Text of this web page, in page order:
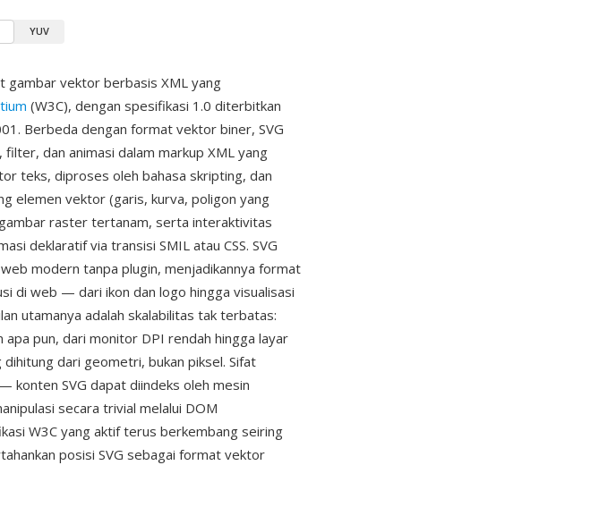
YUV
gambar vektor berbasis XML yang
(W3C), dengan spesifikasi 1.0 diterbitkan
Berbeda dengan format vektor biner, SVG
dan animasi dalam markup XML yang
teks, diproses oleh bahasa skripting, dan
elemen vektor (garis, kurva, poligon yang
raster tertanam, serta interaktivitas
deklaratif via transisi SMIL atau CSS. SVG
modern tanpa plugin, menjadikannya format
di web — dari ikon dan logo hingga visualisasi
utamanya adalah skalabilitas tak terbatas:
pun, dari monitor DPI rendah hingga layar
dari geometri, bukan piksel. Sifat
konten SVG dapat diindeks oleh mesin
secara trivial melalui DOM
W3C yang aktif terus berkembang seiring
posisi SVG sebagai format vektor